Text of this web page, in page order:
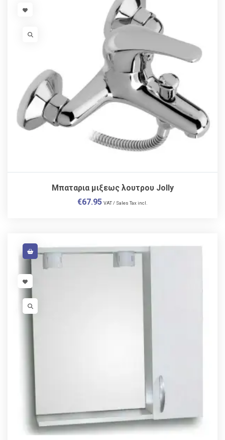
VISIT LINK
VISIT LINK
Μπαταρια μιξεως λουτρου Jolly
€67.95 VAT / Sales Tax incl.
VISIT LINK
VISIT LINK